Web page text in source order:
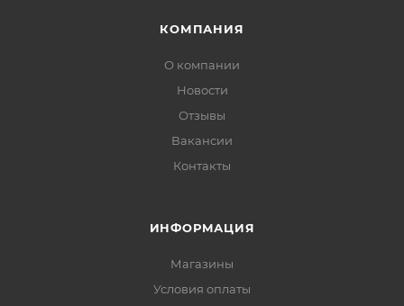
КОМПАНИЯ
О компании
Новости
Отзывы
Вакансии
Контакты
ИНФОРМАЦИЯ
Магазины
Условия оплаты